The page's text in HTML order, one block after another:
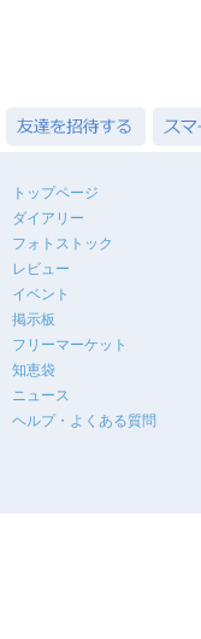
トップページ
ダイアリー
フォトストック
レビュー
イベント
掲示板
フリーマーケット
知恵袋
ニュース
ヘルプ・よくある質問